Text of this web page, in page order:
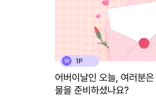
W 1P
어버이날인 오늘, 여러분
물을 준비하셨나요?